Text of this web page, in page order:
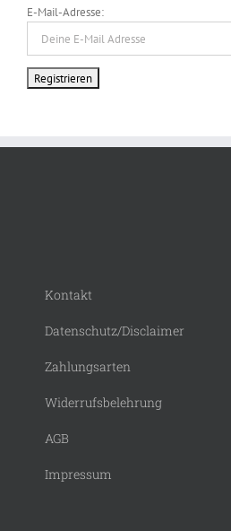
E-Mail-Adresse:
Kontakt
Datenschutz/Disclaimer
Zahlungsarten
Widerrufsbelehrung
AGB
Impressum